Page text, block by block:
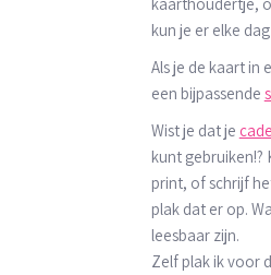
kun je er elke
Als je de kaart in
een bijpassende
Wist je dat je
kunt gebruiken!?
print, of schrijf
plak dat er op.
leesbaar zijn.
Zelf plak ik voor